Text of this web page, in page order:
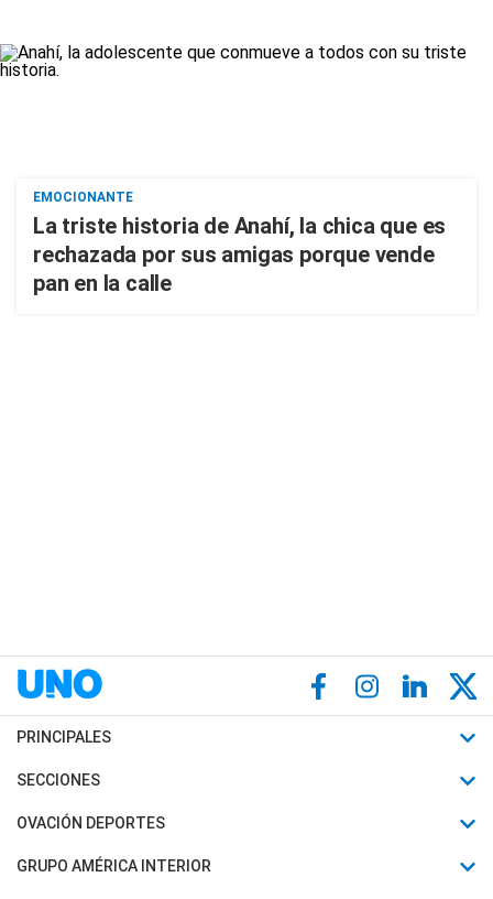
EMOCIONANTE
La triste historia de Anahí, la chica que es
rechazada por sus amigas porque vende
pan en la calle
PRINCIPALES
Últimas Noticias
Política
SECCIONES
Horóscopo
Motores
OVACIÓN DEPORTES
Fútbol
GRUPO AMÉRICA INTERIOR